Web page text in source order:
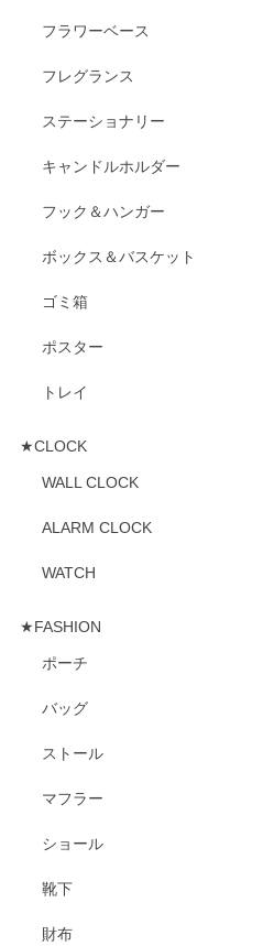
フラワーベース
フレグランス
ステーショナリー
キャンドルホルダー
フック＆ハンガー
ボックス＆バスケット
ゴミ箱
ポスター
トレイ
★CLOCK
WALL CLOCK
ALARM CLOCK
WATCH
★FASHION
ポーチ
バッグ
ストール
マフラー
ショール
靴下
財布